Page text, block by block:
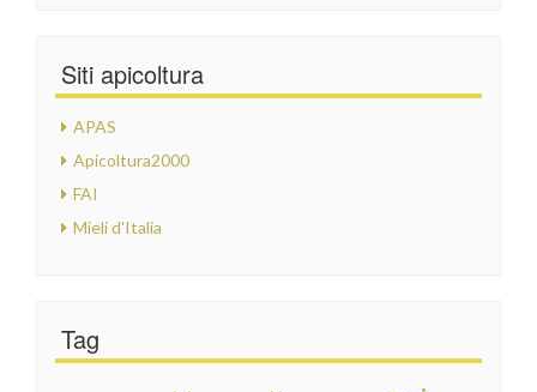
Siti apicoltura
APAS
Apicoltura2000
FAI
Mieli d'Italia
Tag